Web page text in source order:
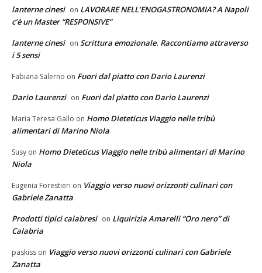
lanterne cinesi on LAVORARE NELL’ENOGASTRONOMIA? A Napoli
c’è un Master “RESPONSIVE”
lanterne cinesi on Scrittura emozionale. Raccontiamo attraverso
i 5 sensi
Fabiana Salerno on Fuori dal piatto con Dario Laurenzi
Dario Laurenzi on Fuori dal piatto con Dario Laurenzi
Maria Teresa Gallo on Homo Dieteticus Viaggio nelle tribù
alimentari di Marino Niola
Susy on Homo Dieteticus Viaggio nelle tribù alimentari di Marino
Niola
Eugenia Forestieri on Viaggio verso nuovi orizzonti culinari con
Gabriele Zanatta
Prodotti tipici calabresi on Liquirizia Amarelli “Oro nero” di
Calabria
paskiss on Viaggio verso nuovi orizzonti culinari con Gabriele
Zanatta